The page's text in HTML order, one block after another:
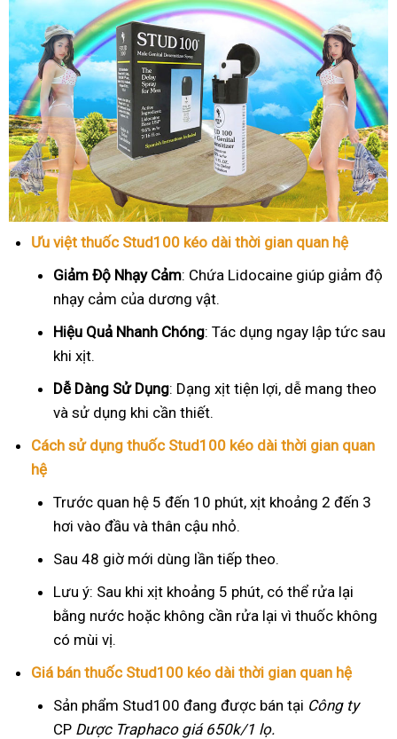
Ưu việt thuốc Stud100 kéo dài thời gian quan hệ
Giảm Độ Nhạy Cảm: Chứa Lidocaine giúp giảm độ
nhạy cảm của dương vật.
Hiệu Quả Nhanh Chóng: Tác dụng ngay lập tức sau
khi xịt.
Dễ Dàng Sử Dụng: Dạng xịt tiện lợi, dễ mang theo
và sử dụng khi cần thiết.
Cách sử dụng thuốc Stud100 kéo dài thời gian quan
hệ
Trước quan hệ 5 đến 10 phút, xịt khoảng 2 đến 3
hơi vào đầu và thân cậu nhỏ.
Sau 48 giờ mới dùng lần tiếp theo.
Lưu ý: Sau khi xịt khoảng 5 phút, có thể rửa lại
bằng nước hoặc không cần rửa lại vì thuốc không
có mùi vị.
Giá bán thuốc Stud100 kéo dài thời gian quan hệ
Sản phẩm Stud100 đang được bán tại Công ty
CP Dược Traphacogiá 650k/1 lọ.